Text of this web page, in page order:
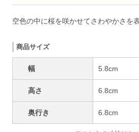
空色の中に桜を咲かせてさわやかさを
商品サイズ
幅 5.8cm
高さ 6.8cm
奥行き 6.8cm